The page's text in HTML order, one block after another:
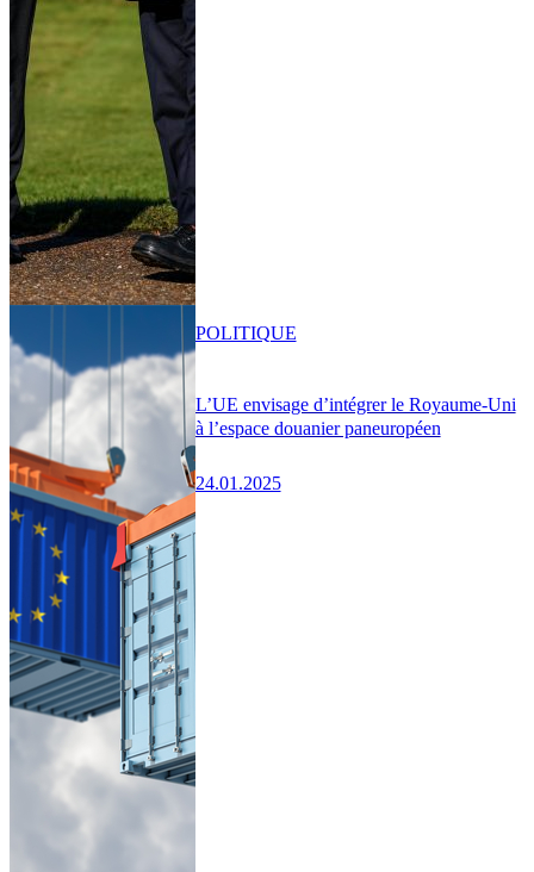
L’UE envisage d’intégrer le Royaume-Uni
à l’espace douanier paneuropéen
24.01.2025
POLITIQUE